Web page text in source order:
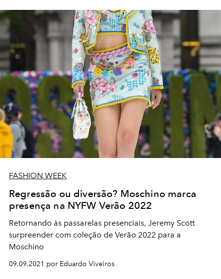
FASHION WEEK
Regressão ou diversão? Moschino marca
presença na NYFW Verão 2022
Retornando às passarelas presenciais, Jeremy Scott
surpreender com coleção de Verão 2022 para a
Moschino
09.09.2021 por Eduardo Viveiros